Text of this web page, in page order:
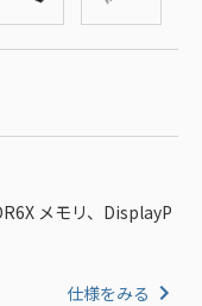
メモリ、DisplayP
仕様をみる